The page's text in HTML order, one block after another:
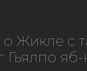
Жикле с
Гьялпо